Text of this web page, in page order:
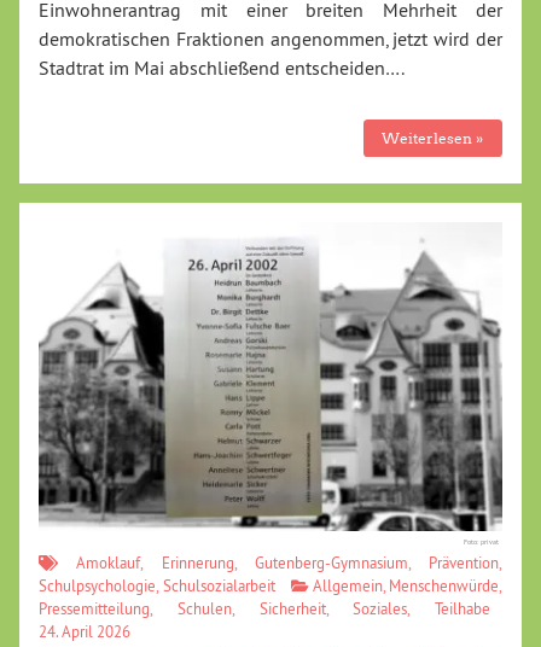
Einwohnerantrag mit einer breiten Mehrheit der
demokratischen Fraktionen angenommen, jetzt wird der
Stadtrat im Mai abschließend entscheiden….
Weiterlesen »
Foto: privat
Amoklauf, Erinnerung, Gutenberg-Gymnasium, Prävention,
Schulpsychologie, Schulsozialarbeit Allgemein, Menschenwürde,
Pressemitteilung, Schulen, Sicherheit,Soziales, Teilhabe
24. April 2026